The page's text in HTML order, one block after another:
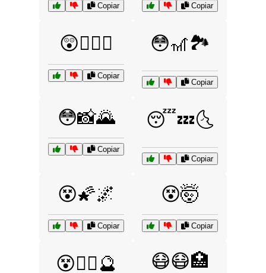
Copiar Copiar
😲🧙‍♂️✨
Copiar
😳🎢🏞️
Copiar
😳📸🌄
Copiar
😴💤🌜
Copiar
😵🌠🌌
Copiar
😵🤯
Copiar
😵🧙‍♂️🔮 😷😷🏥